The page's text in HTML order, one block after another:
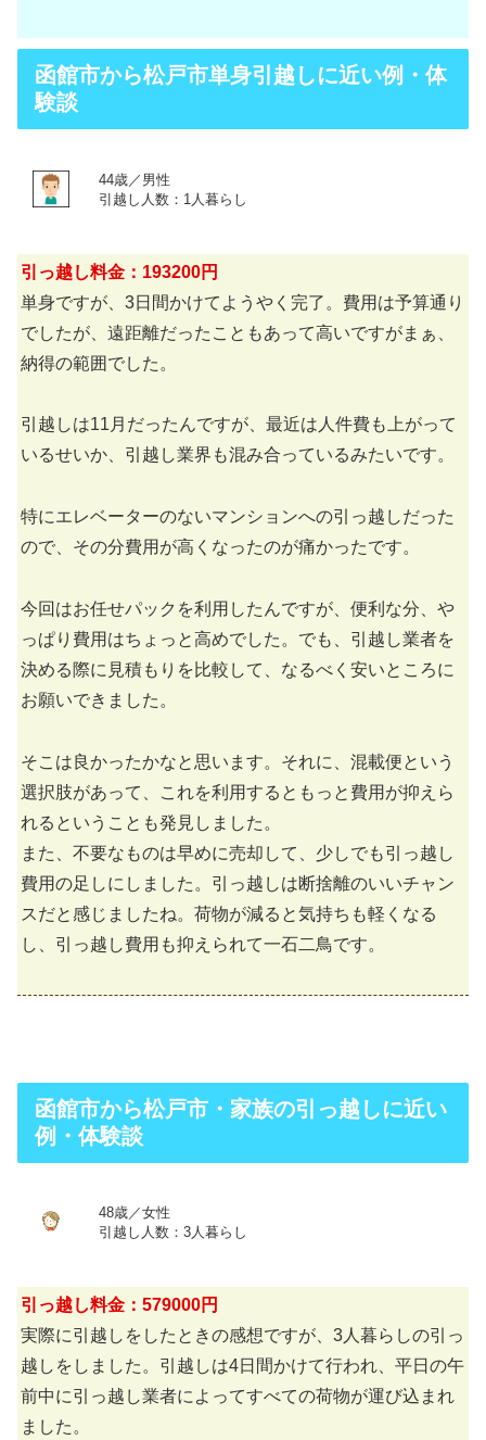
函館市から松戸市単身引越しに近い例・体
験談
44歳／男性
引越し人数：1人暮らし
引っ越し料金：193200円
単身ですが、3日間かけてようやく完了。費用は予算通り
でしたが、遠距離だったこともあって高いですがまぁ、
納得の範囲でした。
引越しは11月だったんですが、最近は人件費も上がって
いるせいか、引越し業界も混み合っているみたいです。
特にエレベーターのないマンションへの引っ越しだった
ので、その分費用が高くなったのが痛かったです。
今回はお任せパックを利用したんですが、便利な分、や
っぱり費用はちょっと高めでした。でも、引越し業者を
決める際に見積もりを比較して、なるべく安いところに
お願いできました。
そこは良かったかなと思います。それに、混載便という
選択肢があって、これを利用するともっと費用が抑えら
れるということも発見しました。
また、不要なものは早めに売却して、少しでも引っ越し
費用の足しにしました。引っ越しは断捨離のいいチャン
スだと感じましたね。荷物が減ると気持ちも軽くなる
し、引っ越し費用も抑えられて一石二鳥です。
函館市から松戸市・家族の引っ越しに近い
例・体験談
48歳／女性
引越し人数：3人暮らし
引っ越し料金：579000円
実際に引越しをしたときの感想ですが、3人暮らしの引っ
越しをしました。引越しは4日間かけて行われ、平日の午
前中に引っ越し業者によってすべての荷物が運び込まれ
ました。